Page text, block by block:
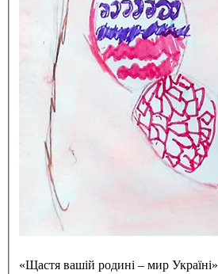
«Щастя вашій родині – мир Україні»